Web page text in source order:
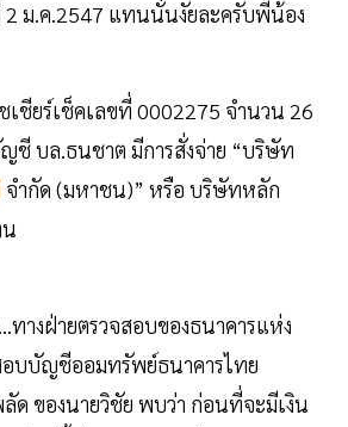
ม.ค.2547 แทนนั่นงัยละครับพี่น้อง
ชียร์เช็คเลขที่ 0002275 จำนวน 26
ชี บล.ธนชาต มีการสั่งจ่าย “บริษัท
จำกัด (มหาชน)” หรือ บริษัทหลัก
ทางฝ่ายตรวจสอบของธนาคารแห่ง
อบบัญชีออมทรัพย์ธนาคารไทย
ลัด ของนายวิชัย พบว่า ก่อนที่จะมีเงิน